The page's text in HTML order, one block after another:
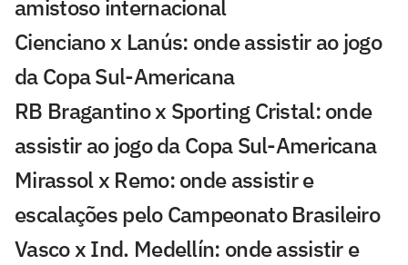
amistoso internacional
Cienciano x Lanús: onde assistir ao jogo
da Copa Sul-Americana
RB Bragantino x Sporting Cristal: onde
assistir ao jogo da Copa Sul-Americana
Mirassol x Remo: onde assistir e
escalações pelo Campeonato Brasileiro
Vasco x Ind. Medellín: onde assistir e